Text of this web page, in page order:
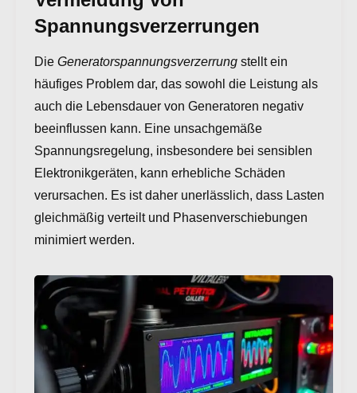
Spannungsverzerrungen
Die Generatorspannungsverzerrung stellt ein
häufiges Problem dar, das sowohl die Leistung als
auch die Lebensdauer von Generatoren negativ
beeinflussen kann. Eine unsachgemäße
Spannungsregelung, insbesondere bei sensiblen
Elektronikgeräten, kann erhebliche Schäden
verursachen. Es ist daher unerlässlich, dass Lasten
gleichmäßig verteilt und Phasenverschiebungen
minimiert werden.